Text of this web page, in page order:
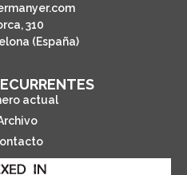
310
(España)
actual